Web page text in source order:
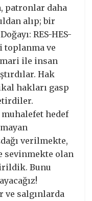
patronlar daha
alıp; bir
RES-HES-
toplanma ve
ile insan
Hak
hakları gasp
hedef
verilmekte,
sevinmekte olan
Bunu
salgınlarda